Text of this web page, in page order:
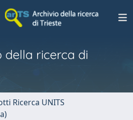
della ricerca di
Ricerca UNITS